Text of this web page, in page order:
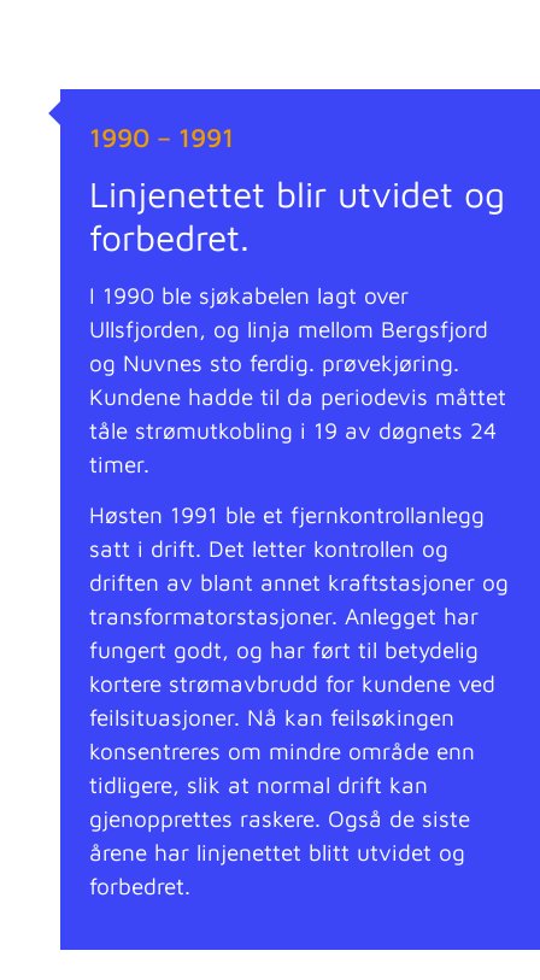
1990 – 1991
Linjenettet blir utvidet og
forbedret.
I 1990 ble sjøkabelen lagt over
Ullsfjorden, og linja mellom Bergsfjord
og Nuvnes sto ferdig. prøvekjøring.
Kundene hadde til da periodevis måttet
tåle strømutkobling i 19 av døgnets 24
timer.
Høsten 1991 ble et fjernkontrollanlegg
satt i drift. Det letter kontrollen og
driften av blant annet kraftstasjoner og
transformatorstasjoner. Anlegget har
fungert godt, og har ført til betydelig
kortere strømavbrudd for kundene ved
feilsituasjoner. Nå kan feilsøkingen
konsentreres om mindre område enn
tidligere, slik at normal drift kan
gjenopprettes raskere. Også de siste
årene har linjenettet blitt utvidet og
forbedret.